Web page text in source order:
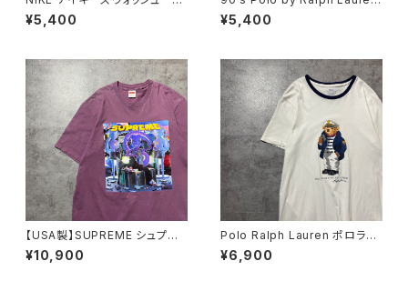
繍ワンポイント グレー フル
ジップ ジップパーカー
¥5,400
ポロバイラルフローレン 刺繍
ワンポイント ポニー パープ
¥5,400
【USA製】SUPREME シュプリ
ーム サイケデリック アートグ
ラフィック プリント パープ
¥10,900
Polo Ralph Lauren ポロラル
フローレン ポロベア ロゴプ
リント ホワイト 白 リンガー
¥6,900